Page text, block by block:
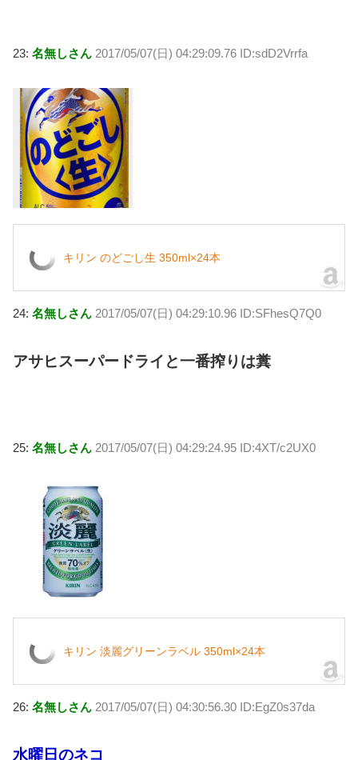
23: 名無しさん 2017/05/07(日) 04:29:09.76 ID:sdD2Vrrfa
キリン のどごし生 350ml×24本
24: 名無しさん 2017/05/07(日) 04:29:10.96 ID:SFhesQ7Q0
アサヒスーパードライと一番搾りは糞
25: 名無しさん 2017/05/07(日) 04:29:24.95 ID:4XT/c2UX0
キリン 淡麗グリーンラベル 350ml×24本
26: 名無しさん 2017/05/07(日) 04:30:56.30 ID:EgZ0s37da
水曜日のネコ